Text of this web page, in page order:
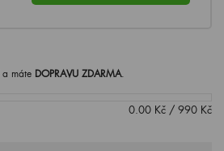
a máte DOPRAVU ZDARMA.
0.00 Kč / 990 Kč